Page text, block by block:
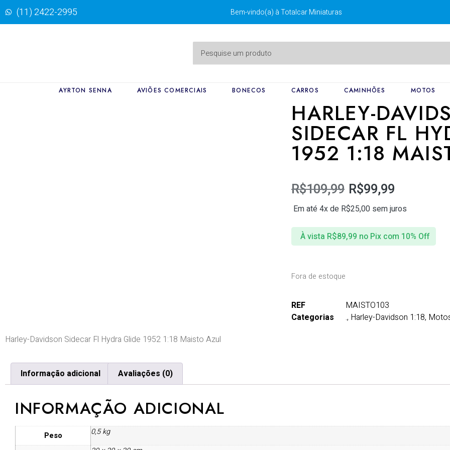
(11) 2422-2995 Bem-vindo(a) à Totalcar Miniaturas
AYRTON SENNA AVIÕES COMERCIAIS BONECOS CARROS CAMINHÕES MOTOS
HARLEY-
SIDECAR FL
1952 1:18
R$109,99 R$99,99
Em até 4x de R$25,00 sem juros
À vista R$89,99 no Pix com 10% Off
Fora de estoque
REF
MAISTO103
Categorias
., Harley-Davidson 1:18,
Harley-Davidson Sidecar Fl Hydra Glide 1952 1:18 Maisto Azul
Informação adicional Avaliações (0)
INFORMAÇÃO ADICIONAL
Peso 0,5 kg